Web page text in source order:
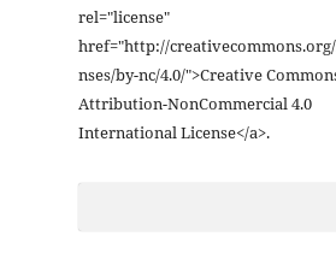
rel="license"
href="http://
nses/by-nc/4.0/">Creative
Attribution-NonCommercial 4.0
International License</a>.